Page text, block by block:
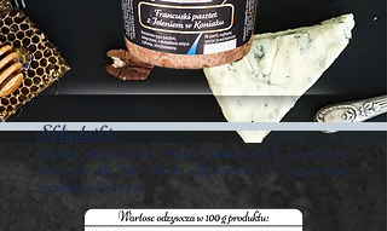
Składniki:
Gardło wieprzowe, mięso jelenia 21%, wątróbka
drobiowa, MLEKO, JAJA, sól, Koniak 1%, przyprawy,
aromaty naturalne.